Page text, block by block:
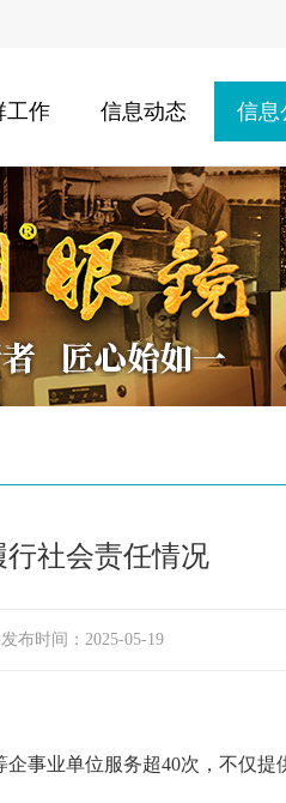
工作
园地
信息动态
促销活动
行业新闻
信息
行社会责任情况
发布时间： 2025-05-19
事业单位服务超40次，不仅